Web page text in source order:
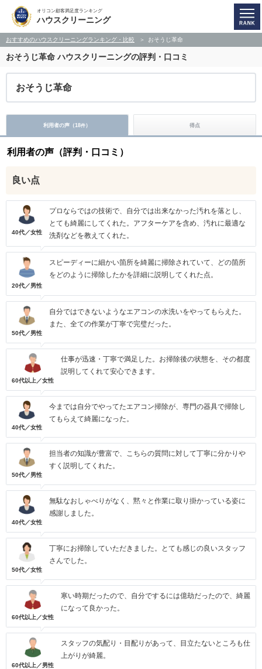
オリコン顧客満足度ランキング
ハウスクリーニング
おすすめのハウスクリーニングランキング・比較 おそうじ革命
おそうじ革命ハウスクリーニングの評判・口コミ
おそうじ革命
利用者の声（18件） 得点
利用者の声（評判・口コミ）
良い点
40代／女性
プロならではの技術で、自分では出来なかった汚れを落とし、
とても綺麗にしてくれた。アフターケアを含め、汚れに最適な
洗剤などを教えてくれた。
20代／男性
スピーディーに細かい箇所を綺麗に掃除されていて、どの箇所
をどのように掃除したかを詳細に説明してくれた点。
50代／男性
自分ではできないようなエアコンの水洗いをやってもらえた。
また、全ての作業が丁寧で完璧だった。
60代以上／女性
仕事が迅速・丁寧で満足した。お掃除後の状態を、その都度
説明してくれて安心できます。
40代／女性
今までは自分でやってたエアコン掃除が、専門の器具で掃除し
てもらえて綺麗になった。
50代／男性
担当者の知識が豊富で、こちらの質問に対して丁寧に分かりや
すく説明してくれた。
40代／女性
無駄なおしゃべりがなく、黙々と作業に取り掛かっている姿に
感謝しました。
50代／女性
丁寧にお掃除していただきました。とても感じの良いスタッフ
さんでした。
60代以上／女性
寒い時期だったので、自分でするには億劫だったので、綺麗
になって良かった。
60代以上／男性
スタッフの気配り・目配りがあって、目立たないところも仕
上がりが綺麗。